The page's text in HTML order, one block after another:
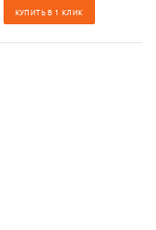
КУПИТЬ В 1 КЛИК